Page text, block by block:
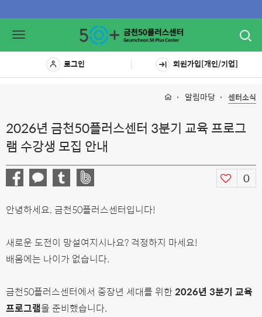
Toggle
로그인 회원가입[개인/기업]
알림마당 센터소식
2026년 금천50플러스센터 3분기 교육 프로그
램 수강생 모집 안내
0
안녕하세요. 금천50플러스센터입니다!
새로운 도전이 망설여지시나요? 걱정하지 마세요!
배움에는 나이가 없습니다.
금천50플러스센터에서 중장년 세대를 위한 2026년 3분기 교육
프로그램을 준비했습니다.